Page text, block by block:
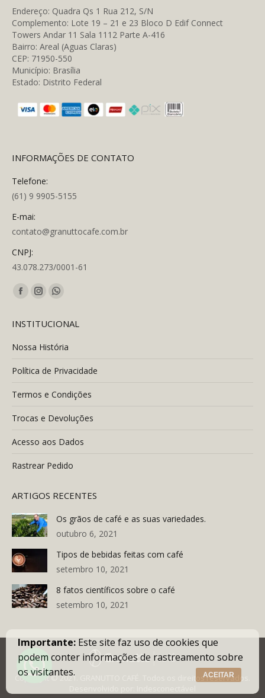
Endereço: Quadra Qs 1 Rua 212, S/N
Complemento: Lote 19 – 21 e 23 Bloco D Edif Connect
Towers Andar 11 Sala 1112 Parte A-416
Bairro: Areal (Aguas Claras)
CEP: 71950-550
Município: Brasília
Estado: Distrito Federal
INFORMAÇÕES DE CONTATO
Telefone:
(61) 9 9905-5155
E-mai:
contato@granuttocafe.com.br
CNPJ:
43.078.273/0001-61
Encontre-nos em:
Facebook
opens
in
window
Instagram
opens
in
window
Whatsapp
opens
in
window
INSTITUCIONAL
Nossa História
Política de Privacidade
Termos e Condições
Trocas e Devoluções
Acesso aos Dados
Rastrear Pedido
ARTIGOS RECENTES
Os grãos de café e as suas variedades.
outubro 6, 2021
Tipos de bebidas feitas com café
setembro 10, 2021
8 fatos científicos sobre o café
setembro 10, 2021
Copyright © 2021. GRANUTTO CAFÉ. Todos os direitos reservados.
Importante: Este site faz uso de cookies que
podem conter informações de rastreamento sobre
os visitantes.
ACEITAR